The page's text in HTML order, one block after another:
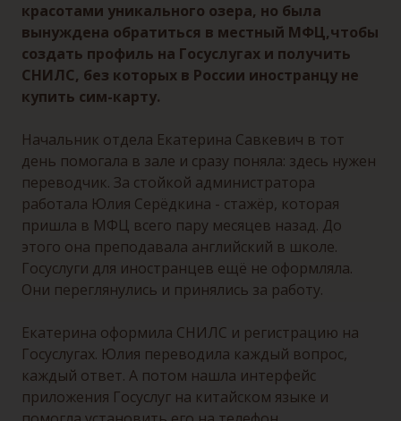
красотами уникального озера, но была
вынуждена обратиться в местный МФЦ,чтобы
создать профиль на Госуслугах и получить
СНИЛС, без которых в России иностранцу не
купить сим-карту.
Начальник отдела Екатерина Савкевич в тот
день помогала в зале и сразу поняла: здесь нужен
переводчик. За стойкой администратора
работала Юлия Серёдкина - стажёр, которая
пришла в МФЦ всего пару месяцев назад. До
этого она преподавала английский в школе.
Госуслуги для иностранцев ещё не оформляла.
Они переглянулись и принялись за работу.
Екатерина оформила СНИЛС и регистрацию на
Госуслугах. Юлия переводила каждый вопрос,
каждый ответ. А потом нашла интерфейс
приложения Госуслуг на китайском языке и